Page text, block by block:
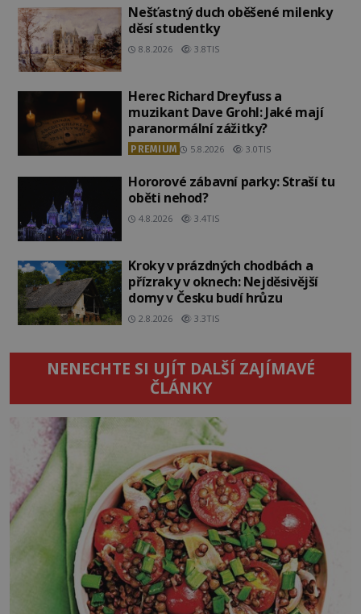
Nešťastný duch oběšené milenky
děsí studentky
8.8.2026 3.8TIS
Herec Richard Dreyfuss a
muzikant Dave Grohl: Jaké mají
paranormální zážitky?
PREMIUM 5.8.2026 3.0TIS
Hororové zábavní parky: Straší tu
oběti nehod?
4.8.2026 3.4TIS
Kroky v prázdných chodbách a
přízraky v oknech: Nejděsivější
domy v Česku budí hrůzu
2.8.2026 3.3TIS
NENECHTE SI UJÍT DALŠÍ ZAJÍMAVÉ
ČLÁNKY